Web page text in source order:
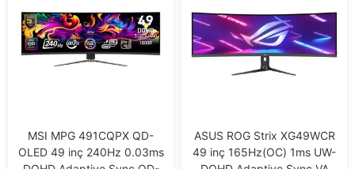
MSI MPG 491CQPX QD-
OLED 49 inç 240Hz 0.03ms
ASUS ROG Strix XG49WCR
49 inç 165Hz(OC) 1ms UW-